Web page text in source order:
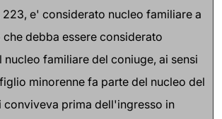
223, e' considerato nucleo familiare a
che debba essere considerato
familiare del coniuge, ai sensi
minorenne fa parte del nucleo del
conviveva prima dell'ingresso in